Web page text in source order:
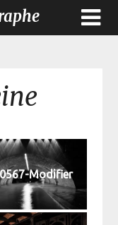
Modifier